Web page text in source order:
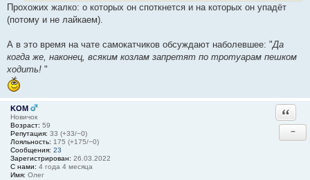
Прохожих жалко: о которых он споткнется и на которых он упадёт
(потому и не лайкаем).
А в это время на чате самокатчиков обсуждают наболевшее: "Да
когда же, наконец, всяким козлам запретят по тротуарам пешком
ходить! "
KOM
Новичок
Возраст: 59
Репутация: 33 (+33/−0)
Лояльность: 175 (+175/−0)
Сообщения: 23
Зарегистрирован: 26.03.2022
С нами: 4 года 4 месяца
Имя: Олег
−